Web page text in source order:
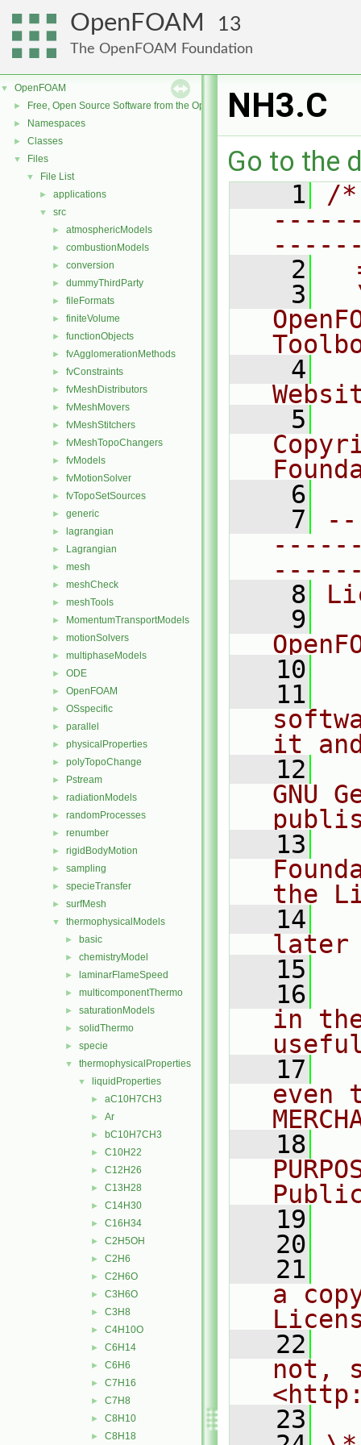
OpenFOAM 13
The OpenFOAM Foundation
▼ OpenFOAM
► Free, Open Source Software from the OpenFOAM Foundation
► Namespaces
► Classes
▼ Files
▼ File List
► applications
▼ src
► atmosphericModels
► combustionModels
► conversion
► dummyThirdParty
► fileFormats
► finiteVolume
► functionObjects
► fvAgglomerationMethods
► fvConstraints
► fvMeshDistributors
► fvMeshMovers
► fvMeshStitchers
► fvMeshTopoChangers
► fvModels
► fvMotionSolver
► fvTopoSetSources
► generic
► lagrangian
► Lagrangian
► mesh
► meshCheck
► meshTools
► MomentumTransportModels
► motionSolvers
► multiphaseModels
► ODE
► OpenFOAM
► OSspecific
► parallel
► physicalProperties
► polyTopoChange
► Pstream
► radiationModels
► randomProcesses
► renumber
► rigidBodyMotion
► sampling
► specieTransfer
► surfMesh
▼ thermophysicalModels
► basic
► chemistryModel
► laminarFlameSpeed
► multicomponentThermo
► saturationModels
► solidThermo
► specie
▼ thermophysicalProperties
▼ liquidProperties
► aC10H7CH3
► Ar
► bC10H7CH3
► C10H22
► C12H26
► C13H28
► C14H30
► C16H34
► C2H5OH
► C2H6
► C2H6O
► C3H6O
► C3H8
► C4H10O
► C6H14
► C6H6
► C7H16
► C7H8
► C8H10
► C8H18
NH3.C
Go to the
    1
/
    2
    3
    4
    5
    6
    7
    8
    9
   10
   11
it
   12
GNU
   13
the
   14
later
   15
   16
in
   17
even
   18
   19
   20
   21
a
   22
not,
   23